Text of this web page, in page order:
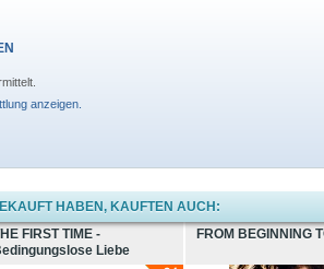
anzeigen.
HABEN, KAUFTEN AUCH:
FIRST TIME -
Liebe
FROM BEGINNING